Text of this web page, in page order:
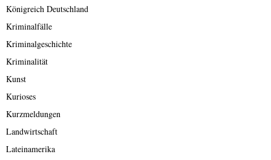
Königreich Deutschland
Kriminalfälle
Kriminalgeschichte
Kriminalität
Kunst
Kurioses
Kurzmeldungen
Landwirtschaft
Lateinamerika